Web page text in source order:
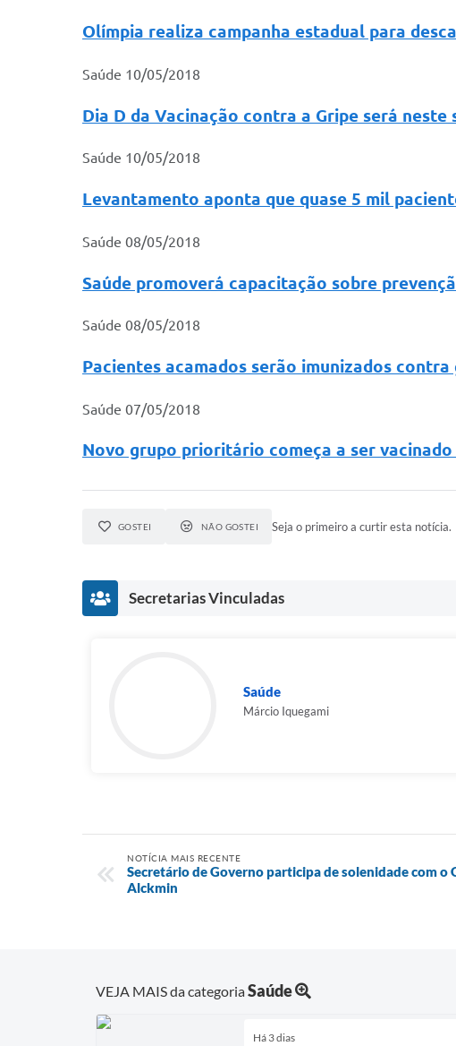
Olímpia realiza campanha estadual para
Saúde 10/05/2018
Dia D da Vacinação contra a Gripe será neste
Saúde 10/05/2018
Levantamento aponta que quase 5 mil
Saúde 08/05/2018
Saúde promoverá capacitação sobre
Saúde 08/05/2018
Pacientes acamados serão imunizados contra
Saúde 07/05/2018
Novo grupo prioritário começa a ser
GOSTEI NÃO GOSTEI Seja o primeiro a curtir esta notícia.
Secretarias Vinculadas
Saúde
Márcio Iquegami
NOTÍCIA MAIS RECENTE
Secretário de Governo participa de solenidade com o
Alckmin
VEJA MAIS da categoriaSaúde
Há 3 dias